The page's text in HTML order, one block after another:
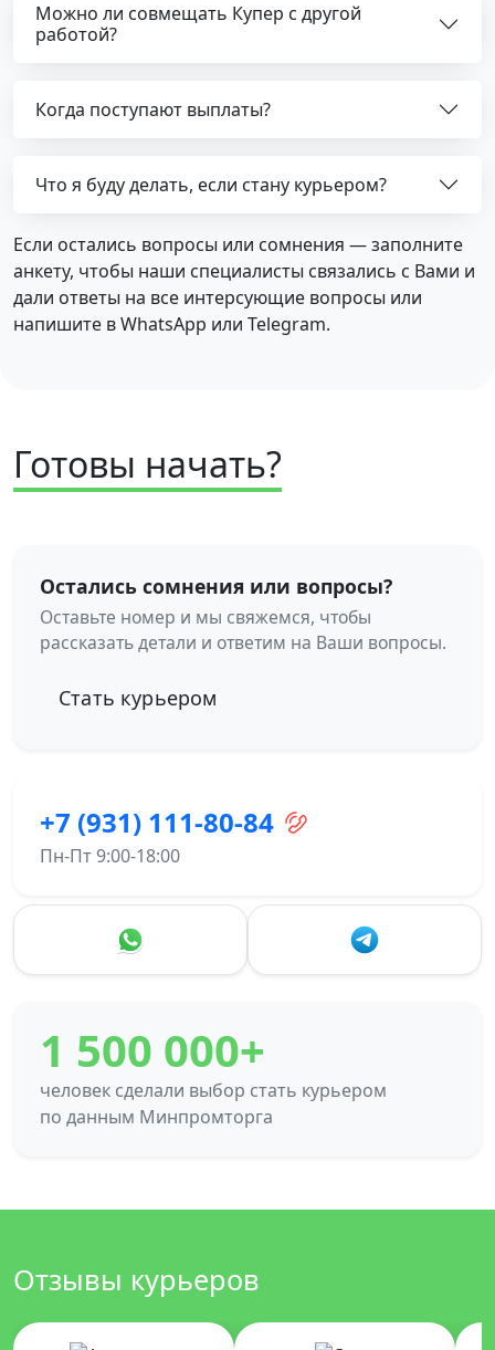
Можно ли совмещать Купер с другой
работой?
Когда поступают выплаты?
Что я буду делать, если стану курьером?
Если остались вопросы или сомнения — заполните
анкету, чтобы наши специалисты связались с Вами и
дали ответы на все интерсующие вопросы или
напишите в WhatsApp или Telegram.
Готовы начать?
Остались сомнения или вопросы?
Оставьте номер и мы свяжемся, чтобы
рассказать детали и ответим на Ваши вопросы.
Стать курьером
+7 (931) 111-80-84
Пн-Пт 9:00-18:00
1 500 000+
человек сделали выбор стать курьером
по данным Минпромторга
Отзывы курьеров